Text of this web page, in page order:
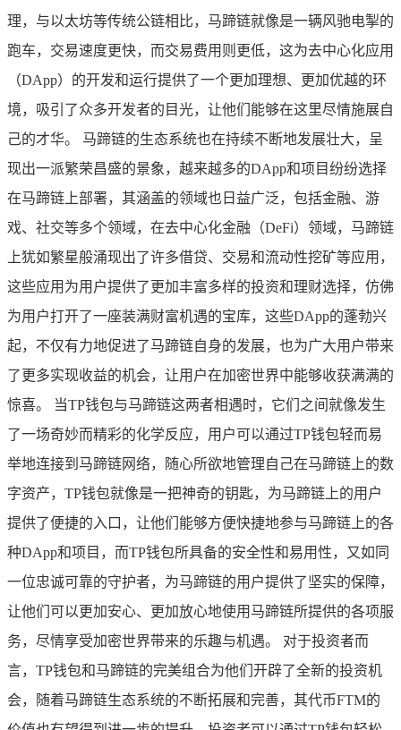
理，与以太坊等传统公链相比，马蹄链就像是一辆风驰电掣的
跑车，交易速度更快，而交易费用则更低，这为去中心化应用
（DApp）的开发和运行提供了一个更加理想、更加优越的环
境，吸引了众多开发者的目光，让他们能够在这里尽情施展自
己的才华。 马蹄链的生态系统也在持续不断地发展壮大，呈
现出一派繁荣昌盛的景象，越来越多的DApp和项目纷纷选择
在马蹄链上部署，其涵盖的领域也日益广泛，包括金融、游
戏、社交等多个领域，在去中心化金融（DeFi）领域，马蹄链
上犹如繁星般涌现出了许多借贷、交易和流动性挖矿等应用，
这些应用为用户提供了更加丰富多样的投资和理财选择，仿佛
为用户打开了一座装满财富机遇的宝库，这些DApp的蓬勃兴
起，不仅有力地促进了马蹄链自身的发展，也为广大用户带来
了更多实现收益的机会，让用户在加密世界中能够收获满满的
惊喜。 当TP钱包与马蹄链这两者相遇时，它们之间就像发生
了一场奇妙而精彩的化学反应，用户可以通过TP钱包轻而易
举地连接到马蹄链网络，随心所欲地管理自己在马蹄链上的数
字资产，TP钱包就像是一把神奇的钥匙，为马蹄链上的用户
提供了便捷的入口，让他们能够方便快捷地参与马蹄链上的各
种DApp和项目，而TP钱包所具备的安全性和易用性，又如同
一位忠诚可靠的守护者，为马蹄链的用户提供了坚实的保障，
让他们可以更加安心、更加放心地使用马蹄链所提供的各项服
务，尽情享受加密世界带来的乐趣与机遇。 对于投资者而
言，TP钱包和马蹄链的完美组合为他们开辟了全新的投资机
会，随着马蹄链生态系统的不断拓展和完善，其代币FTM的